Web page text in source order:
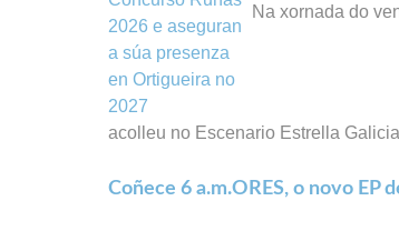
Na xornada do
acolleu no Escenario Estrella
Coñece 6 a.m.ORES, o novo EP